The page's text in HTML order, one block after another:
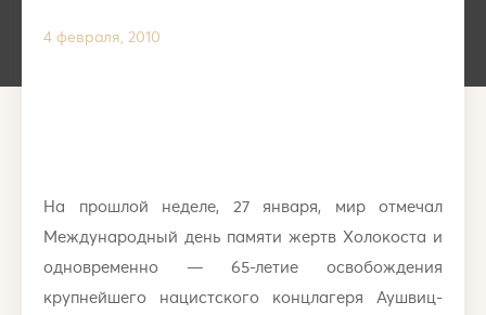
4 февраля, 2010
На прошлой неделе, 27 января, мир отмечал
Международный день памяти жертв Холокоста и
одновременно — 65-летие освобождения
крупнейшего нацистского концлагеря Аушвиц-